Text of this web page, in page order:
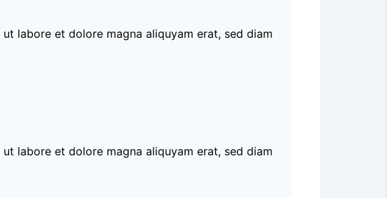
labore et dolore magna aliquyam erat, sed diam
labore et dolore magna aliquyam erat, sed diam